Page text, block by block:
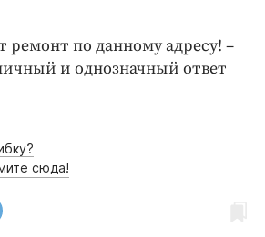
ремонт по данному адресу! –
и однозначный ответ
сюда!